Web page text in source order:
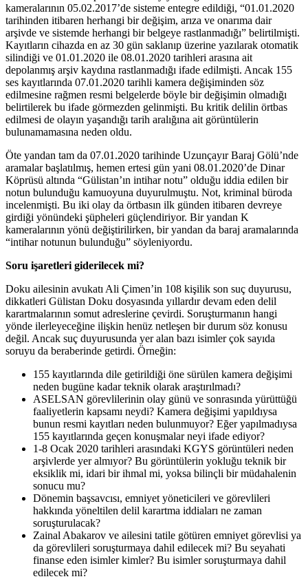
kameralarının 05.02.2017’de sisteme entegre edildiği, “01.01.2020
tarihinden itibaren herhangi bir değişim, arıza ve onarıma dair
arşivde ve sistemde herhangi bir belgeye rastlanmadığı” belirtilmişti.
Kayıtların cihazda en az 30 gün saklanıp üzerine yazılarak otomatik
silindiği ve 01.01.2020 ile 08.01.2020 tarihleri arasına ait
depolanmış arşiv kaydına rastlanmadığı ifade edilmişti. Ancak 155
ses kayıtlarında 07.01.2020 tarihli kamera değişiminden söz
edilmesine rağmen resmi belgelerde böyle bir değişimin olmadığı
belirtilerek bu ifade görmezden gelinmişti. Bu kritik delilin örtbas
edilmesi de olayın yaşandığı tarih aralığına ait görüntülerin
bulunamamasına neden oldu.
Öte yandan tam da 07.01.2020 tarihinde Uzunçayır Baraj Gölü’nde
aramalar başlatılmış, hemen ertesi gün yani 08.01.2020’de Dinar
Köprüsü altında “Gülistan’ın intihar notu” olduğu iddia edilen bir
notun bulunduğu kamuoyuna duyurulmuştu. Not, kriminal büroda
incelenmişti. Bu iki olay da örtbasın ilk günden itibaren devreye
girdiği yönündeki şüpheleri güçlendiriyor. Bir yandan K
kameralarının yönü değiştirilirken, bir yandan da baraj aramalarında
“intihar notunun bulunduğu” söyleniyordu.
Soru işaretleri giderilecek mi?
Doku ailesinin avukatı Ali Çimen’in 108 kişilik son suç duyurusu,
dikkatleri Gülistan Doku dosyasında yıllardır devam eden delil
karartmalarının somut adreslerine çevirdi. Soruşturmanın hangi
yönde ilerleyeceğine ilişkin henüz netleşen bir durum söz konusu
değil. Ancak suç duyurusunda yer alan bazı isimler çok sayıda
soruyu da beraberinde getirdi. Örneğin:
155 kayıtlarında dile getirildiği öne sürülen kamera değişimi
neden bugüne kadar teknik olarak araştırılmadı?
ASELSAN görevlilerinin olay günü ve sonrasında yürüttüğü
faaliyetlerin kapsamı neydi? Kamera değişimi yapıldıysa
bunun resmi kayıtları neden bulunmuyor? Eğer yapılmadıysa
155 kayıtlarında geçen konuşmalar neyi ifade ediyor?
1-8 Ocak 2020 tarihleri arasındaki KGYS görüntüleri neden
arşivlerde yer almıyor? Bu görüntülerin yokluğu teknik bir
eksiklik mi, idari bir ihmal mi, yoksa bilinçli bir müdahalenin
sonucu mu?
Dönemin başsavcısı, emniyet yöneticileri ve görevlileri
hakkında yöneltilen delil karartma iddiaları ne zaman
soruşturulacak?
Zainal Abakarov ve ailesini tatile götüren emniyet görevlisi ya
da görevlileri soruşturmaya dahil edilecek mi? Bu seyahati
finanse eden isimler kimler? Bu isimler soruşturmaya dahil
edilecek mi?